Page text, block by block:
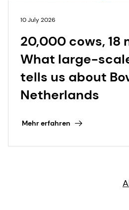
10 July 2026
20,000 cows, 18
What large-
tells us about
Netherlands
Mehr erfahren